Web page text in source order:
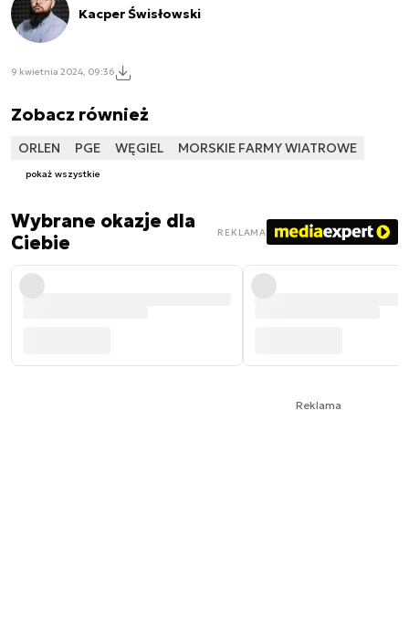
Kacper Świsłowski
9 kwietnia 2024, 09:36
Zobacz również
ORLEN PGE WĘGIEL MORSKIE FARMY WIATROWE
pokaż wszystkie
Wybrane okazje dla
Ciebie
REKLAMA
Reklama